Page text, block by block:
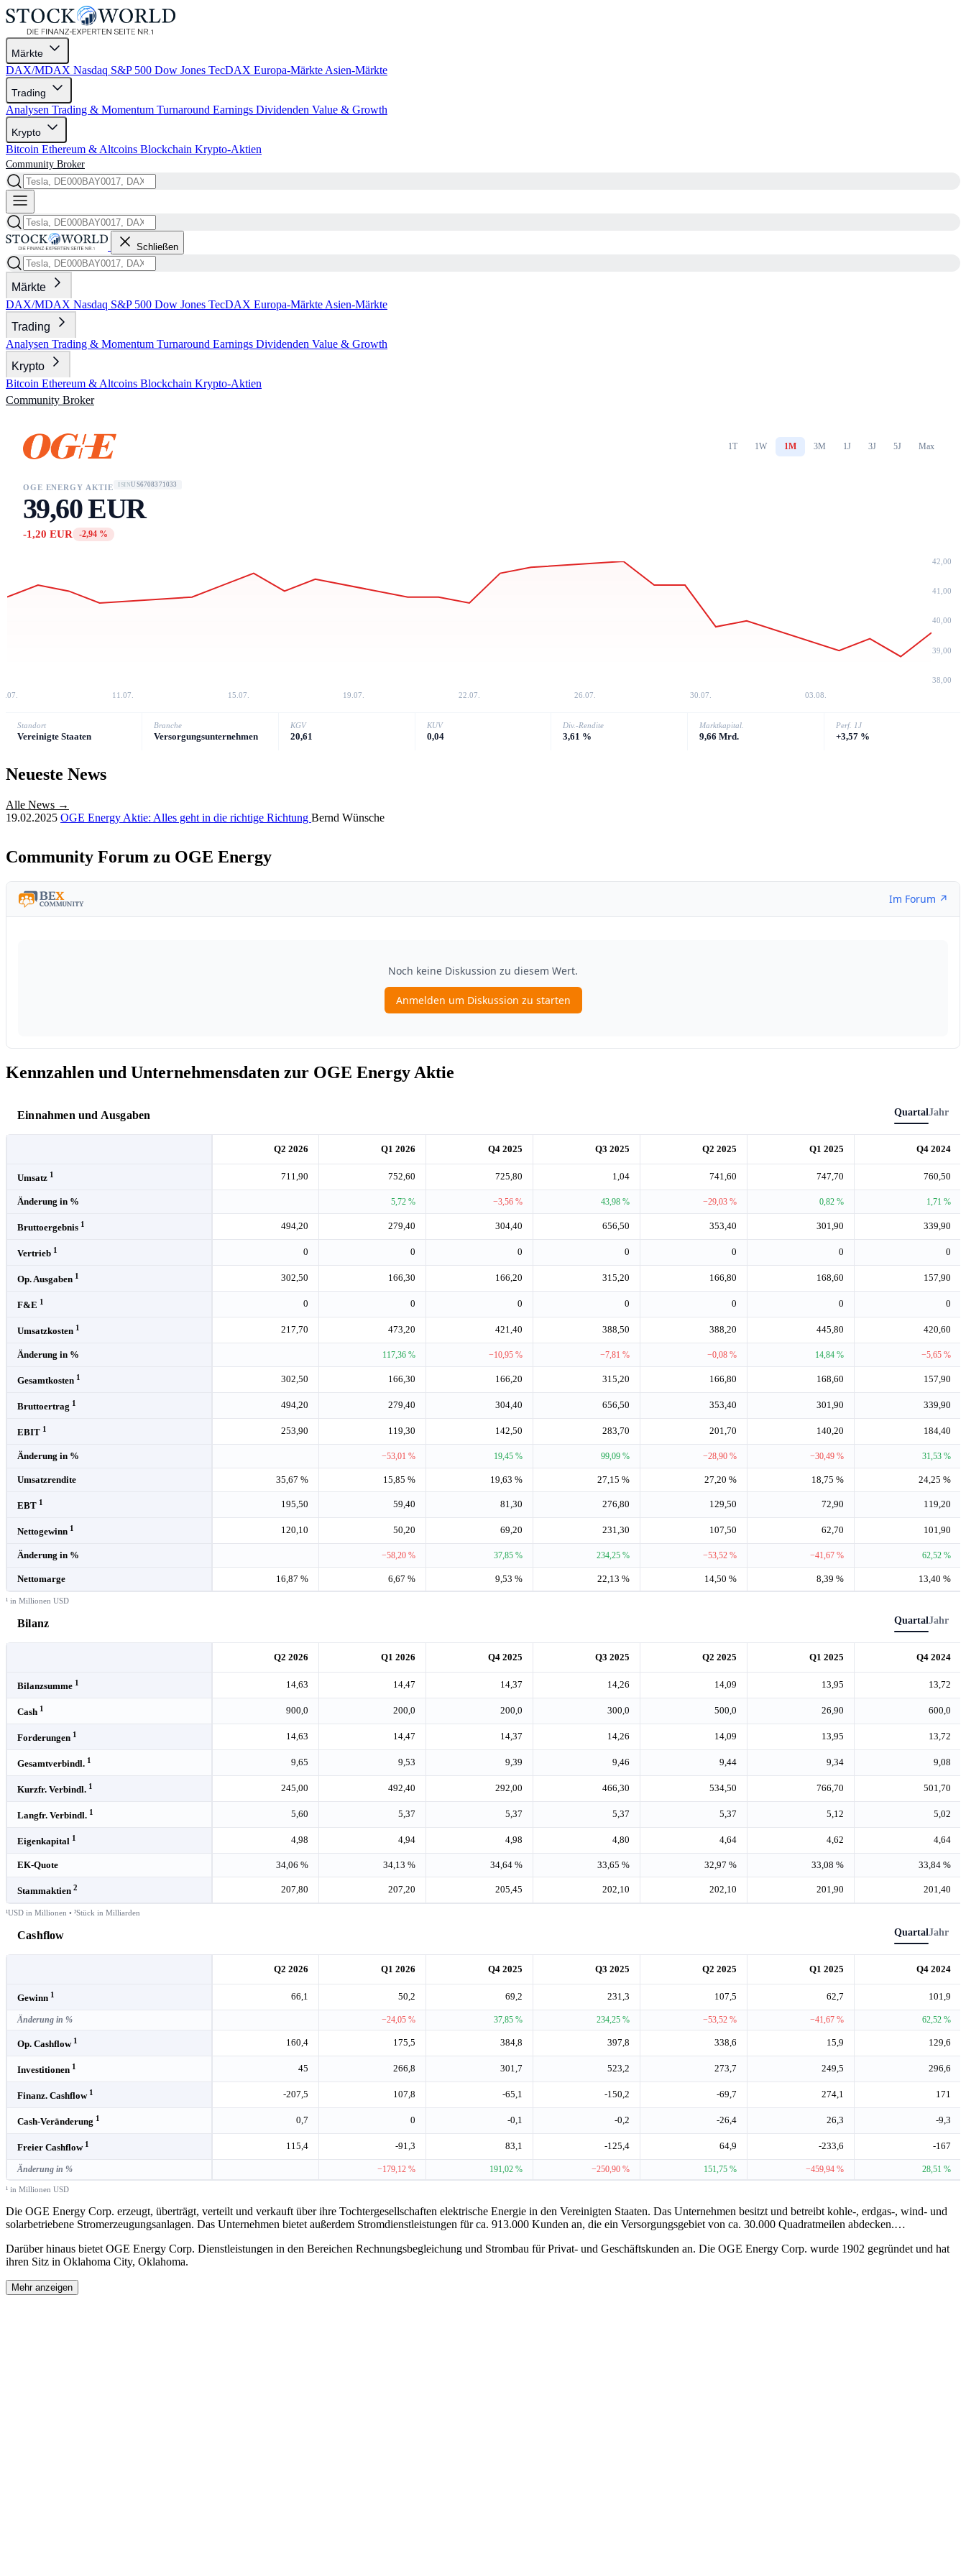
Märkte
DAX/MDAX Nasdaq S&P 500 Dow Jones TecDAX Europa-Märkte Asien-Märkte
Trading
Analysen Trading & Momentum Turnaround Earnings Dividenden Value & Growth
Krypto
Bitcoin Ethereum & Altcoins Blockchain Krypto-Aktien
Community Broker
Schließen
Märkte
DAX/MDAX Nasdaq S&P 500 Dow Jones TecDAX Europa-Märkte Asien-Märkte
Trading
Analysen Trading & Momentum Turnaround Earnings Dividenden Value & Growth
Krypto
Bitcoin Ethereum & Altcoins Blockchain Krypto-Aktien
Community Broker
1T 1W 1M 3M 1J 3J 5J Max
OGE ENERGY AKTIE ISINUS6708371033
39,60 EUR
-1,20 EUR -2,94 %
42,00
41,00
40,00
39,00
38,00
11.07. 15.07. 19.07. 22.07. 26.07. 30.07. 03.08.
Standort
Vereinigte Staaten
Branche
Versorgungsunternehmen
KGV
20,61
KUV
0,04
Div.-Rendite
3,61 %
Marktkapital.
9,66 Mrd.
Perf. 1J
+3,57 %
Neueste News
Alle News →
19.02.2025 OGE Energy Aktie: Alles geht in die richtige Richtung Bernd Wünsche
Community Forum zu OGE Energy
Kennzahlen und Unternehmensdaten zur OGE Energy Aktie
Einnahmen und Ausgaben QuartalJahr
Q2 2026 Q1 2026 Q4 2025 Q3 2025 Q2 2025 Q1 2025 Q4 2024
Umsatz 1 711,90 752,60 725,80 1,04 741,60 747,70 760,50
Änderung in % 5,72 % −3,56 % 43,98 % −29,03 % 0,82 % 1,71 %
Bruttoergebnis 1 494,20 279,40 304,40 656,50 353,40 301,90 339,90
Vertrieb 1 0 0 0 0 0 0 0
Op. Ausgaben 1 302,50 166,30 166,20 315,20 166,80 168,60 157,90
F&E 1 0 0 0 0 0 0 0
Umsatzkosten 1 217,70 473,20 421,40 388,50 388,20 445,80 420,60
Änderung in % 117,36 % −10,95 % −7,81 % −0,08 % 14,84 % −5,65 %
Gesamtkosten 1 302,50 166,30 166,20 315,20 166,80 168,60 157,90
Bruttoertrag 1 494,20 279,40 304,40 656,50 353,40 301,90 339,90
EBIT 1 253,90 119,30 142,50 283,70 201,70 140,20 184,40
Änderung in % −53,01 % 19,45 % 99,09 % −28,90 % −30,49 % 31,53 %
Umsatzrendite 35,67 % 15,85 % 19,63 % 27,15 % 27,20 % 18,75 % 24,25 %
EBT 1 195,50 59,40 81,30 276,80 129,50 72,90 119,20
Nettogewinn 1 120,10 50,20 69,20 231,30 107,50 62,70 101,90
Änderung in % −58,20 % 37,85 % 234,25 % −53,52 % −41,67 % 62,52 %
Nettomarge 16,87 % 6,67 % 9,53 % 22,13 % 14,50 % 8,39 % 13,40 %
¹ in Millionen USD
Bilanz QuartalJahr
Q2 2026 Q1 2026 Q4 2025 Q3 2025 Q2 2025 Q1 2025 Q4 2024
Bilanzsumme 1 14,63 14,47 14,37 14,26 14,09 13,95 13,72
Cash 1 900,0 200,0 200,0 300,0 500,0 26,90 600,0
Forderungen 1 14,63 14,47 14,37 14,26 14,09 13,95 13,72
Gesamtverbindl. 1 9,65 9,53 9,39 9,46 9,44 9,34 9,08
Kurzfr. Verbindl. 1 245,00 492,40 292,00 466,30 534,50 766,70 501,70
Langfr. Verbindl. 1 5,60 5,37 5,37 5,37 5,37 5,12 5,02
Eigenkapital 1 4,98 4,94 4,98 4,80 4,64 4,62 4,64
EK-Quote 34,06 % 34,13 % 34,64 % 33,65 % 32,97 % 33,08 % 33,84 %
Stammaktien 2 207,80 207,20 205,45 202,10 202,10 201,90 201,40
¹USD in Millionen • ²Stück in Milliarden
Cashflow QuartalJahr
Q2 2026 Q1 2026 Q4 2025 Q3 2025 Q2 2025 Q1 2025 Q4 2024
Gewinn 1 66,1 50,2 69,2 231,3 107,5 62,7 101,9
Änderung in % −24,05 % 37,85 % 234,25 % −53,52 % −41,67 % 62,52 %
Op. Cashflow 1 160,4 175,5 384,8 397,8 338,6 15,9 129,6
Investitionen 1 45 266,8 301,7 523,2 273,7 249,5 296,6
Finanz. Cashflow 1 -207,5 107,8 -65,1 -150,2 -69,7 274,1 171
Cash-Veränderung 1 0,7 0 -0,1 -0,2 -26,4 26,3 -9,3
Freier Cashflow 1 115,4 -91,3 83,1 -125,4 64,9 -233,6 -167
Änderung in % −179,12 % 191,02 % −250,90 % 151,75 % −459,94 % 28,51 %
¹ in Millionen USD
Die OGE Energy Corp. erzeugt, überträgt, verteilt und verkauft über ihre Tochtergesellschaften elektrische Energie in den Vereinigten Staaten. Das Unternehmen besitzt und betreibt kohle-, erdgas-, wind- und
solarbetriebene Stromerzeugungsanlagen. Das Unternehmen bietet außerdem Stromdienstleistungen für ca. 913.000 Kunden an, die ein Versorgungsgebiet von ca. 30.000 Quadratmeilen abdecken.…
Darüber hinaus bietet OGE Energy Corp. Dienstleistungen in den Bereichen Rechnungsbegleichung und Strombau für Privat- und Geschäftskunden an. Die OGE Energy Corp. wurde 1902 gegründet und hat
ihren Sitz in Oklahoma City, Oklahoma.
Mehr anzeigen